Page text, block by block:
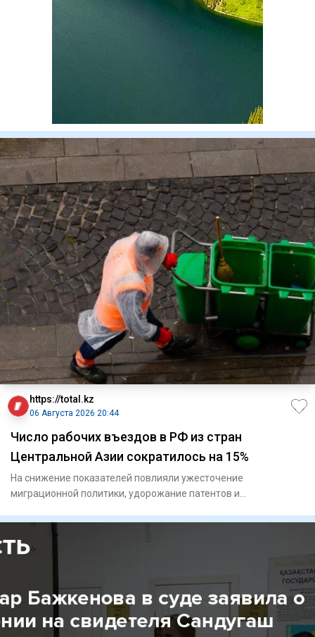
https://total.kz
06 Августа 2026 20:44
Число рабочих въездов в РФ из стран
Центральной Азии сократилось на 15%
На снижение показателей повлияли ужесточение
миграционной политики, удорожание патентов и